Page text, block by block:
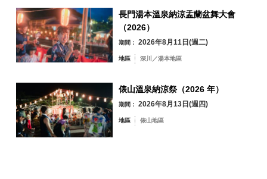
24 25 27 28 29 30
31
依地區搜尋 by Area
長門湯本溫泉納涼盂蘭盆舞大會
（2026）
期間： 2026年8月11日(週二)
地區 深川／湯本地區
俵山溫泉納涼祭（2026 年）
期間： 2026年8月13日(週四)
地區 俵山地區